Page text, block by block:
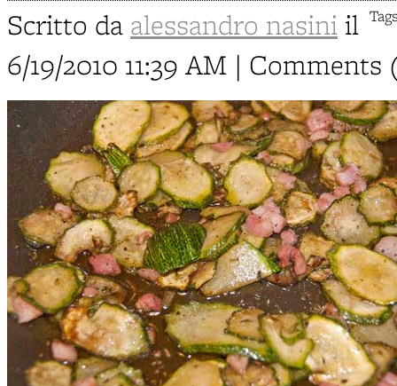
Scritto da alessandro nasini il
6/19/2010 11:39 AM | Comments